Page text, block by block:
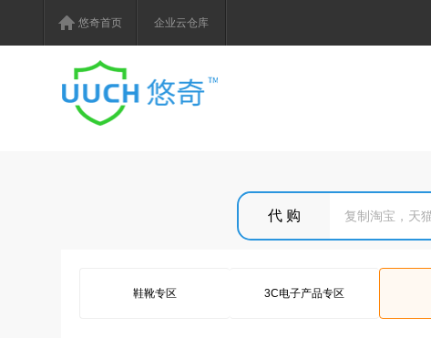
悠奇首页 企业云仓库
鞋靴专区 3C电子产品专区